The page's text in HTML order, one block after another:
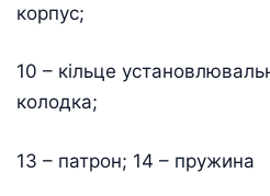
корпус;
10 – кільце
колодка;
13 – патрон; 14 – пружина